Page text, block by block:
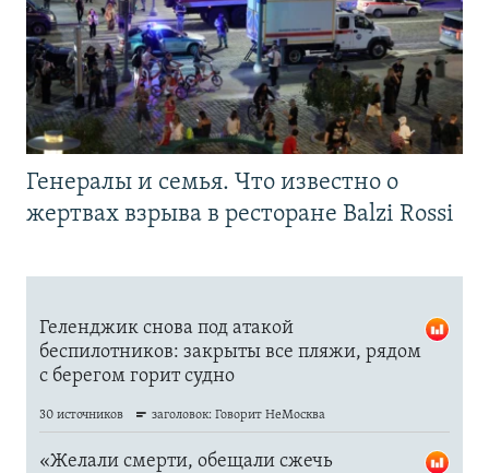
Генералы и семья. Что известно о
жертвах взрыва в ресторане Balzi Rossi